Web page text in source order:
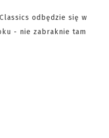
odbędzie się w
- nie zabraknie tam